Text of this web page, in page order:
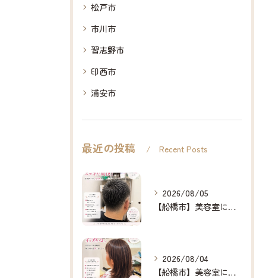
松戸市
市川市
習志野市
印西市
浦安市
最近の投稿 Recent Posts
2026/08/05
【船橋市】美容室に行けない…をなくしたい✂️✨
2026/08/04
【船橋市】美容室に行けない…をなくしたい✂️✨